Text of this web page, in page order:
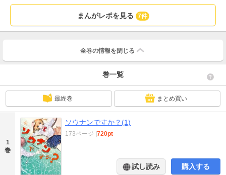
まんがレポを見る 7件
全巻の情報を 閉じる
巻一覧
最終巻 まとめ買い
1
巻
ソウナンですか？(1)
173ページ |720pt
試し読み 購入する